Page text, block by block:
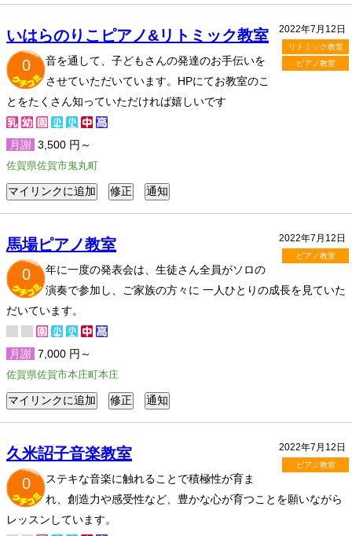
2022年7月12日
リトミック教室
ピアノ教室
いはらのりこピアノ&リトミック教室
0
音を通して、子どもさんの発達のお手伝いを
させていただいています。HPにてお教室のこ
とをたくさん知っていただければ嬉しいです
月謝 3,500 円～
佐賀県佐賀市鬼丸町
2022年7月12日
ピアノ教室
馬場ピアノ教室
0
年に一度の発表会は、生徒さん全員がソロの
演奏で参加し、ご家族の方々に 一人ひとりの成長を見ていた
だいています。
月謝 7,000 円～
佐賀県佐賀市本庄町本庄
2022年7月12日
ピアノ教室
久米詔子音楽教室
0
ステキな音楽に触れることで積極性が育ま
れ、創造力や感受性など、豊かな心が育つことを願いながら
レッスンしています。